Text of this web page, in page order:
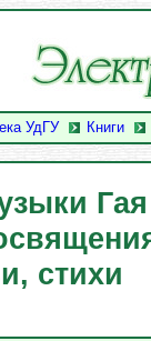
УдГУ Книги
стихи